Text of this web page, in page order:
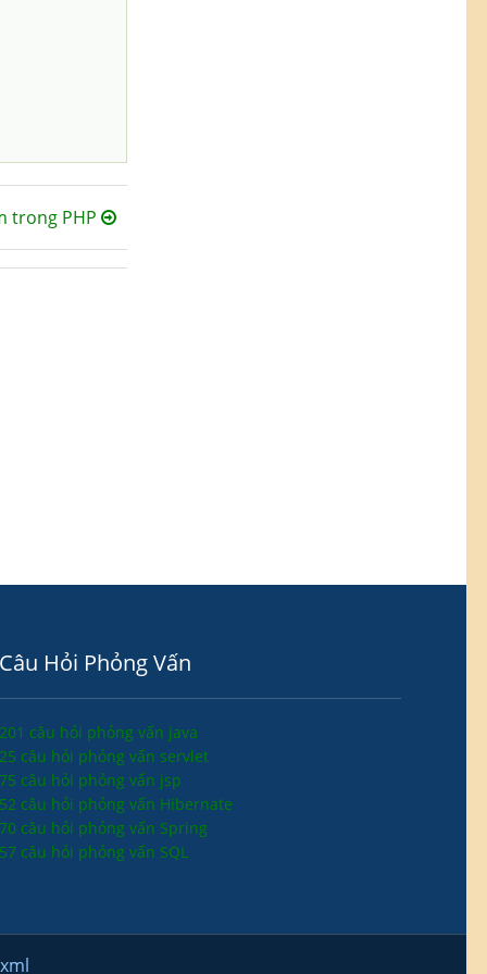
trong PHP
Hỏi Phỏng Vấn
câu hỏi phỏng vấn java
câu hỏi phỏng vấn servlet
câu hỏi phỏng vấn jsp
câu hỏi phỏng vấn Hibernate
câu hỏi phỏng vấn Spring
câu hỏi phỏng vấn SQL